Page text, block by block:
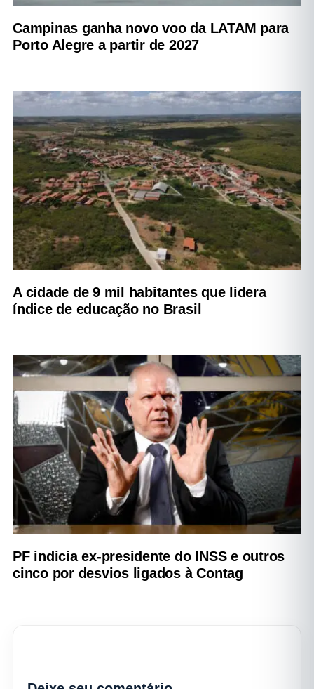
Campinas ganha novo voo da LATAM para
Porto Alegre a partir de 2027
A cidade de 9 mil habitantes que lidera
índice de educação no Brasil
PF indicia ex-presidente do INSS e outros
cinco por desvios ligados à Contag